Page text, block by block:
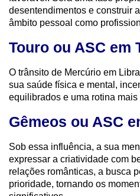
desentendimentos e construir
âmbito pessoal como
Touro ou ASC em
O trânsito de Mercúrio em
sua saúde física e mental,
equilibrados e uma rotina mais
Gêmeos ou ASC
Sob essa influência, a sua
expressar a criatividade com
relações românticas, a busca
prioridade, tornando os